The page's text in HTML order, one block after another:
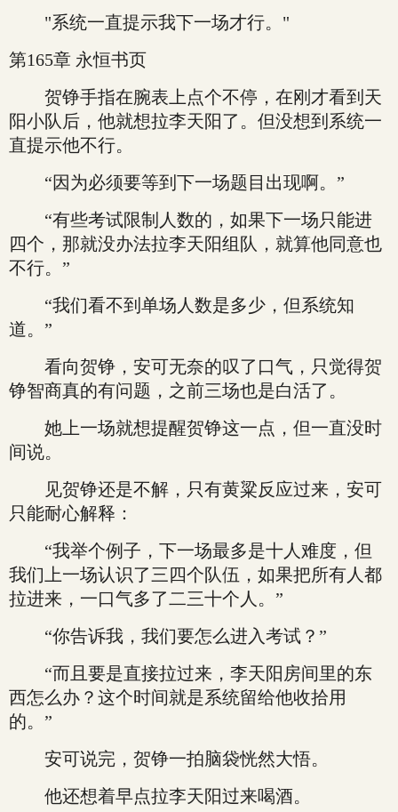
"系统一直提示我下一场才行。"
第165章 永恒书页
贺铮手指在腕表上点个不停，在刚才看到天
阳小队后，他就想拉李天阳了。但没想到系统一
直提示他不行。
“因为必须要等到下一场题目出现啊。”
“有些考试限制人数的，如果下一场只能进
四个，那就没办法拉李天阳组队，就算他同意也
不行。”
“我们看不到单场人数是多少，但系统知
道。”
看向贺铮，安可无奈的叹了口气，只觉得贺
铮智商真的有问题，之前三场也是白活了。
她上一场就想提醒贺铮这一点，但一直没时
间说。
见贺铮还是不解，只有黄粱反应过来，安可
只能耐心解释：
“我举个例子，下一场最多是十人难度，但
我们上一场认识了三四个队伍，如果把所有人都
拉进来，一口气多了二三十个人。”
“你告诉我，我们要怎么进入考试？”
“而且要是直接拉过来，李天阳房间里的东
西怎么办？这个时间就是系统留给他收拾用
的。”
安可说完，贺铮一拍脑袋恍然大悟。
他还想着早点拉李天阳过来喝酒。